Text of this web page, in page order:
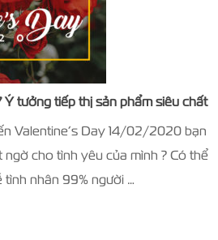
Ý tưởng tiếp thị sản phẩm siêu chất
Valentine’s Day 14/02/2020 bạn
cho tình yêu của mình ? Có thể
nhân 99% người …